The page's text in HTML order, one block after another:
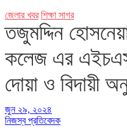
জেলার খবর শিক্ষা সাগর
তজুমদ্দিন
কলেজ এর
দোয়া ও বিদায়ী
জুন ২৯, ২০২৪
নিজস্ব প্রতিবেদক